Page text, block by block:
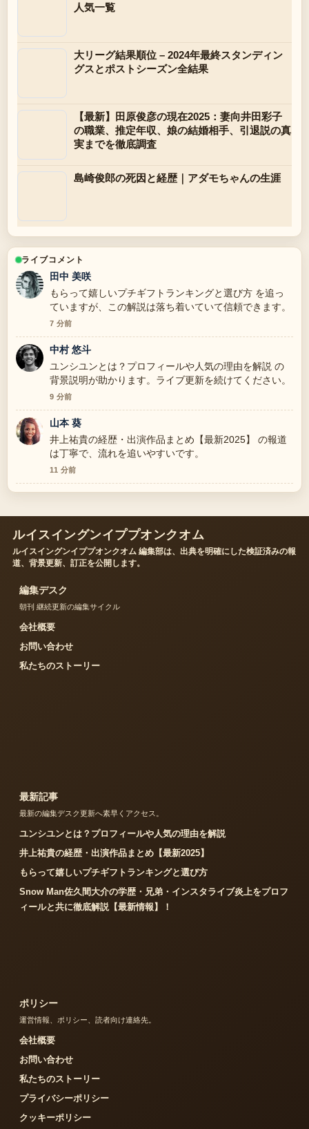
人気一覧
大リーグ結果順位 – 2024年最終スタンディン
グスとポストシーズン全結果
【最新】田原俊彦の現在2025：妻向井田彩子
の職業、推定年収、娘の結婚相手、引退説の真
実までを徹底調査
島崎俊郎の死因と経歴｜アダモちゃんの生涯
ライブコメント
田中 美咲
もらって嬉しいプチギフトランキングと選び方 を追っ
ていますが、この解説は落ち着いていて信頼できます。
7 分前
中村 悠斗
ユンシユンとは？プロフィールや人気の理由を解説 の
背景説明が助かります。ライブ更新を続けてください。
9 分前
山本 葵
井上祐貴の経歴・出演作品まとめ【最新2025】 の報道
は丁寧で、流れを追いやすいです。
11 分前
ルイスイングンイププオンクオム
ルイスイングンイププオンクオム 編集部は、出典を明確にした検証済みの報
道、背景更新、訂正を公開します。
編集デスク
朝刊 継続更新の編集サイクル
会社概要
お問い合わせ
私たちのストーリー
最新記事
最新の編集デスク更新へ素早くアクセス。
ユンシユンとは？プロフィールや人気の理由を解説
井上祐貴の経歴・出演作品まとめ【最新2025】
もらって嬉しいプチギフトランキングと選び方
Snow Man佐久間大介の学歴・兄弟・インスタライブ炎上をプロフ
ィールと共に徹底解説【最新情報】！
ポリシー
運営情報、ポリシー、読者向け連絡先。
会社概要
お問い合わせ
私たちのストーリー
プライバシーポリシー
クッキーポリシー